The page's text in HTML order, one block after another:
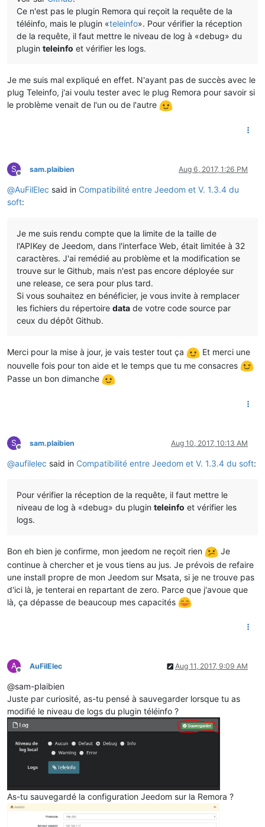
Ce n'est pas le plugin Remora qui reçoit la requête de la
téléinfo, mais le plugin «teleinfo». Pour vérifier la réception
de la requête, il faut mettre le niveau de log à «debug» du
plugin teleinfo et vérifier les logs.
Je me suis mal expliqué en effet. N'ayant pas de succès avec le
plug Teleinfo, j'ai voulu tester avec le plug Remora pour savoir si
le problème venait de l'un ou de l'autre
S
Offline
sam.plaibien Aug 6, 2017, 1:26 PM
@AuFilElec said in Compatibilité entre Jeedom et V. 1.3.4 du
soft:
Je me suis rendu compte que la limite de la taille de
l'APIKey de Jeedom, dans l'interface Web, était limitée à 32
caractères. J'ai remédié au problème et la modification se
trouve sur le Github, mais n'est pas encore déployée sur
une release, ce sera pour plus tard.
Si vous souhaitez en bénéficier, je vous invite à remplacer
les fichiers du répertoire data de votre code source par
ceux du dépôt Github.
Merci pour la mise à jour, je vais tester tout ça
Et merci une
nouvelle fois pour ton aide et le temps que tu me consacres
Passe un bon dimanche
S
Offline
sam.plaibien Aug 10, 2017, 10:13 AM
@aufilelec said in Compatibilité entre Jeedom et V. 1.3.4 du soft:
Pour vérifier la réception de la requête, il faut mettre le
niveau de log à «debug» du plugin teleinfo et vérifier les
logs.
Bon eh bien je confirme, mon jeedom ne reçoit rien
Je
continue à chercher et je vous tiens au jus. Je prévois de refaire
une install propre de mon Jeedom sur Msata, si je ne trouve pas
d'ici là, je tenterai en repartant de zero. Parce que j'avoue que
là, ça dépasse de beaucoup mes capacités
A
Offline
AuFilElec Aug 11, 2017, 9:09 AM
@sam-plaibien
Juste par curiosité, as-tu pensé à sauvegarder lorsque tu as
modifié le niveau de logs du plugin téléinfo ?
As-tu sauvegardé la configuration Jeedom sur la Remora ?